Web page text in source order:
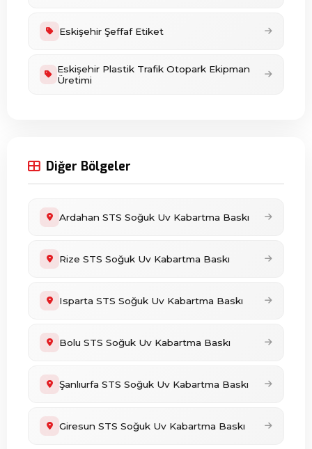
Eskişehir Şeffaf Etiket
Eskişehir Plastik Trafik Otopark Ekipman
Üretimi
Diğer Bölgeler
Ardahan STS Soğuk Uv Kabartma Baskı
Rize STS Soğuk Uv Kabartma Baskı
Isparta STS Soğuk Uv Kabartma Baskı
Bolu STS Soğuk Uv Kabartma Baskı
Şanlıurfa STS Soğuk Uv Kabartma Baskı
Giresun STS Soğuk Uv Kabartma Baskı